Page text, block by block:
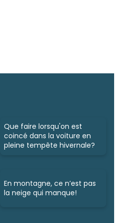
Que faire lorsqu'on est
coincé dans la voiture en
pleine tempête hivernale?
En montagne, ce n’est pas
la neige qui manque!